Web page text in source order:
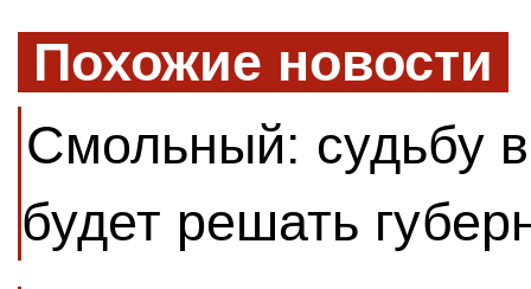
Похожие новости
Смольный: судьбу
будет решать